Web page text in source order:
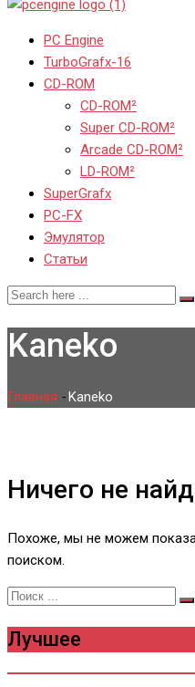
PC Engine
TurboGrafx-16
CD-ROM
CD-ROM²
Super CD-ROM²
Arcade CD-ROM²
LD-ROM²
SuperGrafx
PC-FX
Эмулятор
Статьи
Kaneko
Главная -Kaneko
Ничего не
Похоже, мы не можем
поиском.
Лучшее